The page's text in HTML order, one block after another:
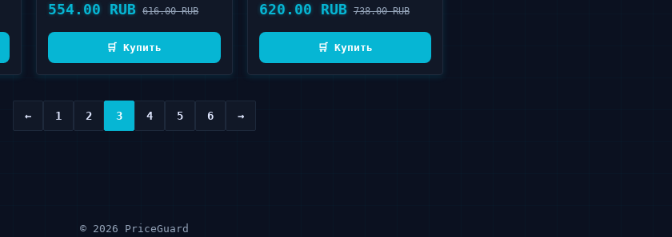
554.00 RUB 616.00 RUB
🛒 Купить
620.00 RUB 738.00 RUB
🛒 Купить
← 1 2 3 4 5 6 →
© 2026 PriceGuard